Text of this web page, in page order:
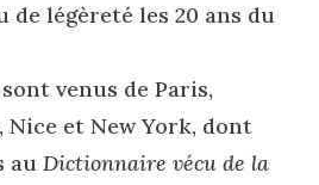
de légèreté les 20 ans du
venus de Paris,
Nice et New York, dont
au Dictionnaire vécu de la